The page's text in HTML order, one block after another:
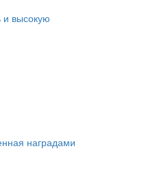
высокую
наградами